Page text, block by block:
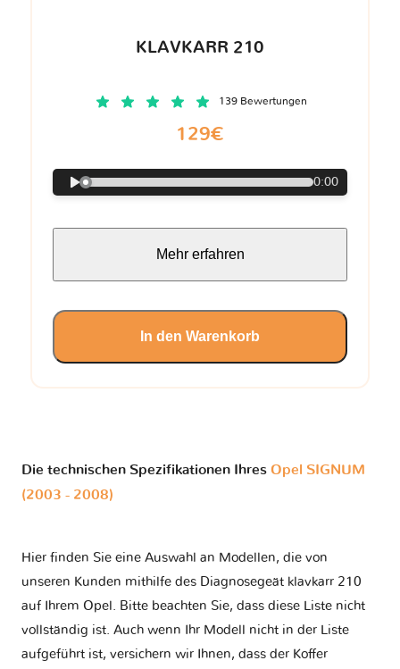
KLAVKARR 210
139 Bewertungen
129€
0:00
Mehr erfahren
In den Warenkorb
Die technischen Spezifikationen Ihres Opel SIGNUM
(2003 - 2008)
Hier finden Sie eine Auswahl an Modellen, die von
unseren Kunden mithilfe des Diagnosegeät klavkarr 210
auf Ihrem Opel. Bitte beachten Sie, dass diese Liste nicht
vollständig ist. Auch wenn Ihr Modell nicht in der Liste
aufgeführt ist, versichern wir Ihnen, dass der Koffer